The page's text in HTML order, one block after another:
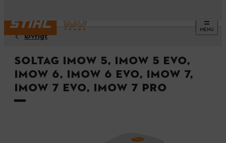
MENU
Øvrigt
Soltag iMOW 5, iMOW 5 EVO,
iMOW 6, iMOW 6 EVO, iMOW 7,
iMOW 7 EVO, iMOW 7 PRO